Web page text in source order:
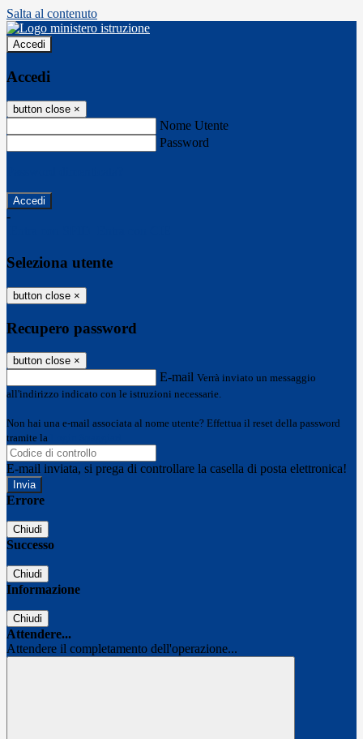
Salta al contenuto
Accedi
Accedi
button close ×
Nome Utente
Password
-
Seleziona utente
button close ×
Recupero password
button close ×
E-mail Verrà inviato un messaggio
all'indirizzo indicato con le istruzioni necessarie.
Non hai una e-mail associata al nome utente? Effettua il reset della password
tramite la
E-mail inviata, si prega di controllare la casella di posta elettronica!
Errore
Chiudi
Successo
Chiudi
Informazione
Chiudi
Attendere...
Attendere il completamento dell'operazione...